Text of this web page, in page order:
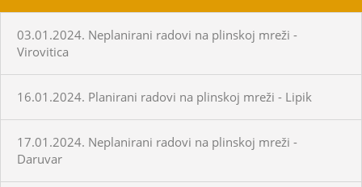
03.01.2024. Neplanirani radovi na plinskoj mreži -
Virovitica
16.01.2024. Planirani radovi na plinskoj mreži - Lipik
17.01.2024. Neplanirani radovi na plinskoj mreži -
Daruvar